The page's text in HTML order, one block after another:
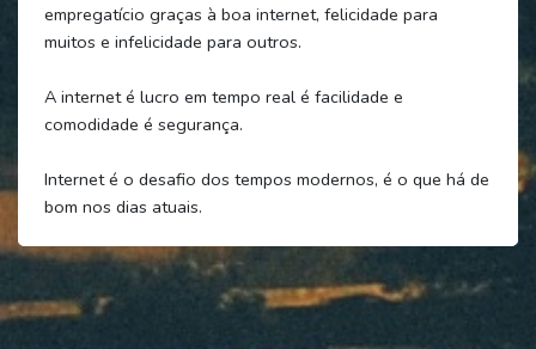
empregatício graças à boa internet, felicidade para
muitos e infelicidade para outros.
A internet é lucro em tempo real é facilidade e
comodidade é segurança.
Internet é o desafio dos tempos modernos, é o que há de
bom nos dias atuais.